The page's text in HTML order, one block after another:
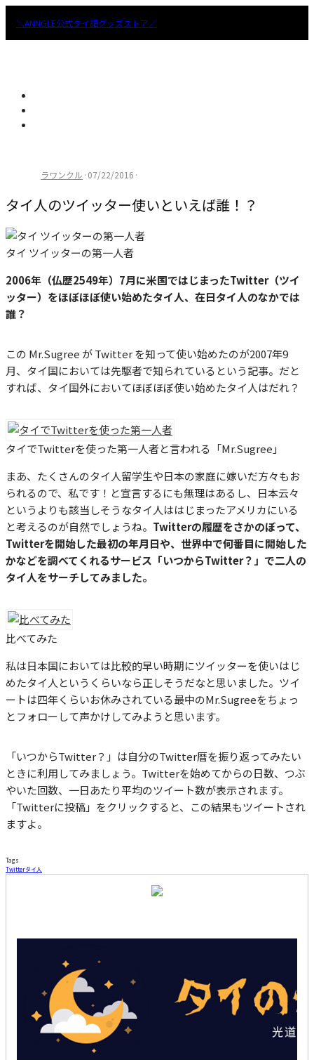
＼ANNGLE公式タイ語グッズストア／
ラワンクル · 07/22/2016 ·
タイ人のツイッター使いといえば誰！？
タイ ツイッターの第一人者
2006年（仏歴2549年）7月に米国ではじまったTwitter（ツイ
ッター）をほぼほぼ使い始めたタイ人、在日タイ人のなかでは
誰？
この Mr.Sugree が Twitter を知って使い始めたのが2007年9
月、タイ国においては先駆者で知られているという記事。だと
すれば、タイ国外においてほぼほぼ使い始めたタイ人はだれ？
タイでTwitterを使った第一人者と言われる「Mr.Sugree」
まあ、たくさんのタイ人留学生や日本の家庭に嫁いだ方々もお
られるので、私です！と宣言するにも無理はあるし、日本云々
というよりも該当しそうなタイ人ははじまったアメリカにいる
と考えるのが自然でしょうね。 Twitterの履歴をさかのぼって、
Twitterを開始した最初の年月日や、世界中で何番目に開始した
かなどを調べてくれるサービス「いつからTwitter？」で二人の
タイ人をサーチしてみました。
比べてみた
私は日本国においては比較的早い時期にツイッターを使いはじ
めたタイ人というくらいなら正しそうだなと思いました。ツイ
ートは四年くらいお休みされている最中のMr.Sugreeをちょっ
とフォローして声かけしてみようと思います。
「いつからTwitter？」は自分のTwitter暦を振り返ってみたい
ときに利用してみましょう。Twitterを始めてからの日数、つぶ
やいた回数、一日あたり平均のツイート数が表示されます。
「Twitterに投稿」をクリックすると、この結果もツイートされ
ますよ。
Tags
Twitterタイ人